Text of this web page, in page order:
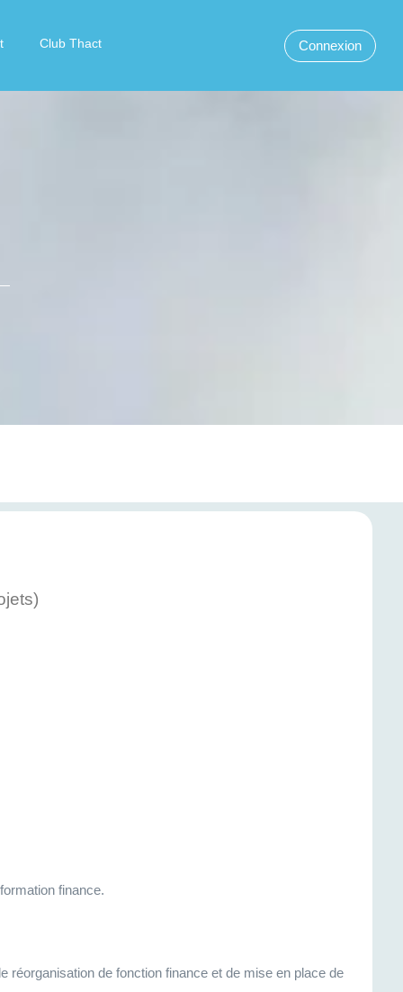
Club Thact Connexion
finance.
de fonction finance et de mise en place de